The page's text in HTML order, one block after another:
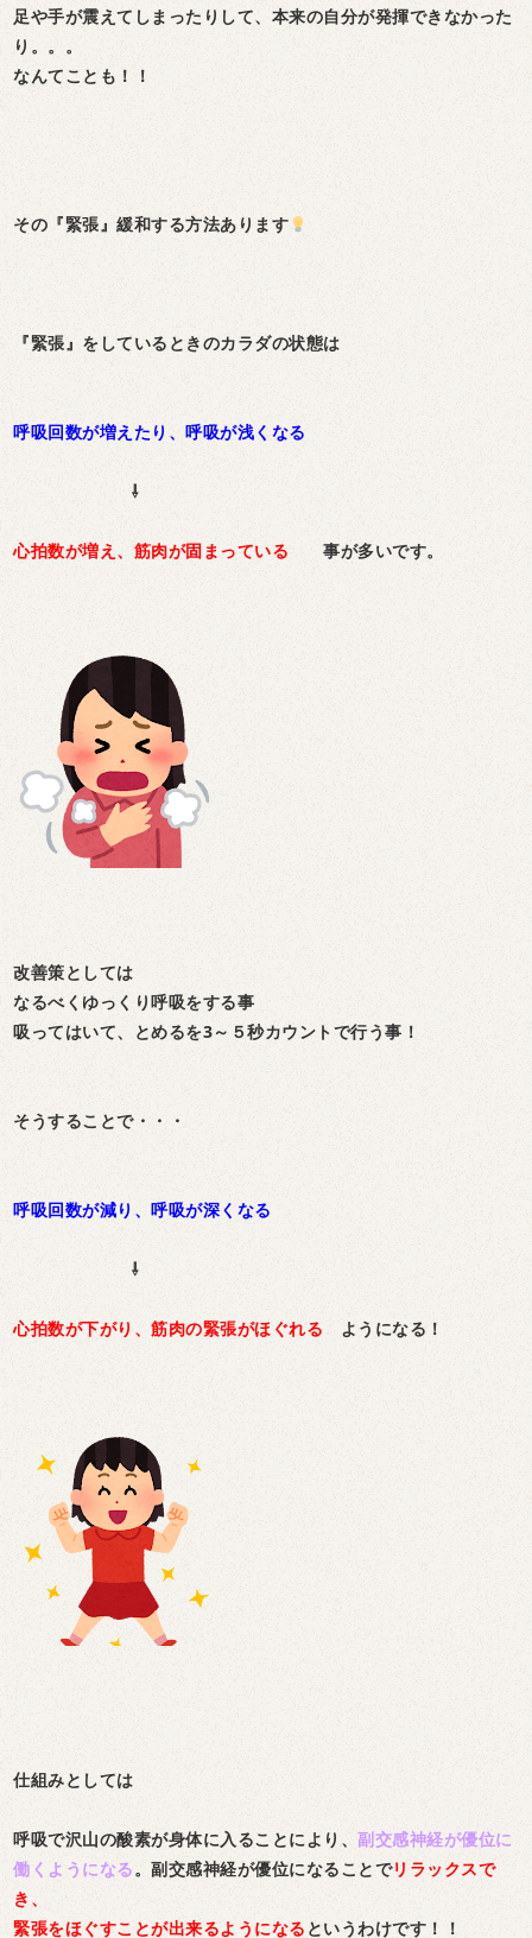
足や手が震えてしまったりして、 本来の自分が発揮できなかった
り。。。
なんてことも！！
その『緊張』緩和する方法あります
『緊張』をしているときのカラダの状態は
呼吸回数が増えたり、呼吸が浅くなる
⇩
心拍数が増え、筋肉が固まっている 事が多いです。
改善策としては
なるべくゆっくり呼吸をする事
吸ってはいて、とめるを3～５秒カウントで行う事！
そうすることで・・・
呼吸回数が減り、呼吸が深くなる
⇩
心拍数が下がり、筋肉の緊張がほぐれる ようになる！
仕組みとしては
呼吸で沢山の酸素が身体に入ることにより、副交感神経が優位に
働くようになる。副交感神経が優位になることでリラックスで
き、
緊張をほぐすことが出来るようになる というわけです！！